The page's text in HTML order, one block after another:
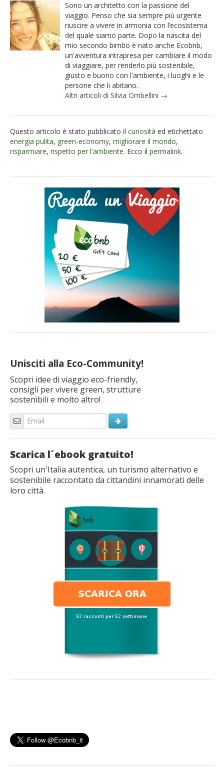
Sono un architetto con la passione del
viaggio. Penso che sia sempre più urgente
riuscire a vivere in armonia con l’ecosistema
del quale siamo parte. Dopo la nascita del
mio secondo bimbo è nato anche Ecobnb,
un'avventura intrapresa per cambiare il modo
di viaggiare, per renderlo più sostenibile,
giusto e buono con l'ambiente, i luoghi e le
persone che li abitano.
Altri articoli di Silvia Ombellini →
Questo articolo è stato pubblicato il curiosità ed etichettato
energia pulita, green-economy, migliorare il mondo,
risparmiare, rispetto per l'ambiente. Ecco il permalink.
Unisciti alla Eco-Community!
Scopri idee di viaggio eco-friendly,
consigli per vivere green, strutture
sostenibili e molto altro!
Scarica l´ebook gratuito!
Scopri un'Italia autentica, un turismo alternativo e
sostenibile raccontato da cittandini innamorati delle
loro città.